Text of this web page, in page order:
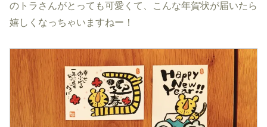
のトラさんがとっても可愛くて、こんな年賀状が届いたら
嬉しくなっちゃいますねー！